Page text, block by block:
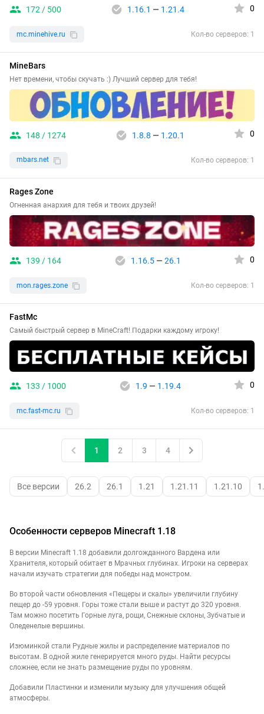
172 / 500 1.16.1 — 1.21.4 0
mc.minehive.ru Кол-во серверов: 1
MineBars
Нет времени, чтобы скучать :) Лучший сервер для тебя!
148 / 1274 1.8.8 — 1.20.1 0
mbars.net Кол-во серверов: 1
Rages Zone
Огненная анархия для тебя и твоих друзей!
139 / 164 1.16.5— 26.1 0
mon.rages.zone Кол-во серверов: 1
FastMc
Самый быстрый сервер в MineCraft! Подарки каждому игроку!
133 / 1000 1.9 — 1.19.4 0
mc.fast-mc.ru Кол-во серверов: 1
1 2 3 4
Все версии 26.2 26.1 1.21 1.21.11 1.21.10
Особенности серверов Minecraft 1.18
В версии Minecraft 1.18 добавили долгожданного Вардена или
Хранителя, который обитает в Мрачных глубинах. Игроки на серверах
начали изучать стратегии для победы над монстром.
Во второй части обновления «Пещеры и скалы» увеличили глубину
пещер до -59 уровня. Горы тоже стали выше и растут до 320 уровня.
Там можно посетить Горные луга, рощи, Снежные склоны, Зубчатые и
Оледенелые вершины.
Изюминкой стали Рудные жилы и распределение материалов по
высотам. В одной жиле генерируется много руды. Найти ресурсы
сложнее, если не знать размещение руды по уровням.
Добавили Пластинки и изменили музыку для улучшения общей
атмосферы.